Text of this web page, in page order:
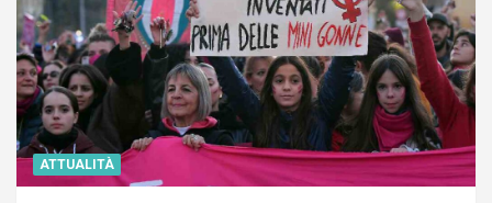
ATTUALITÀ